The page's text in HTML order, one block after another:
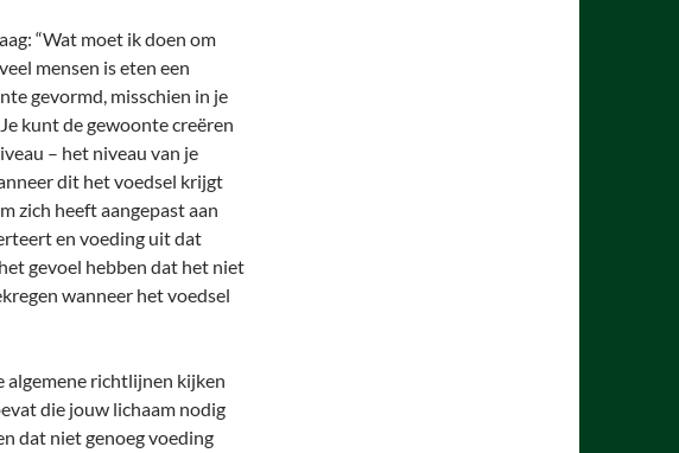
“Wat moet ik doen om
mensen is eten een
gevormd, misschien in je
kunt de gewoonte creëren
– het niveau van je
dit het voedsel krijgt
zich heeft aangepast aan
en voeding uit dat
gevoel hebben dat het niet
wanneer het voedsel
algemene richtlijnen kijken
die jouw lichaam nodig
dat niet genoeg voeding